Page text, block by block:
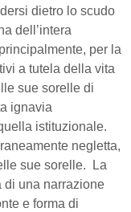
dietro lo scudo
dell’intera
per la
a tutela della vita
sue sorelle di
ignavia
istituzionale.
negletta,
sue sorelle.
La
di una narrazione
e forma di